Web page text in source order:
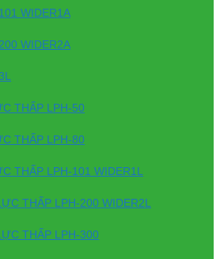
WIDER1A
WIDER2A
THẤP LPH-50
THẤP LPH-80
THẤP LPH-101 WIDER1L
THẤP LPH-200 WIDER2L
THẤP LPH-300